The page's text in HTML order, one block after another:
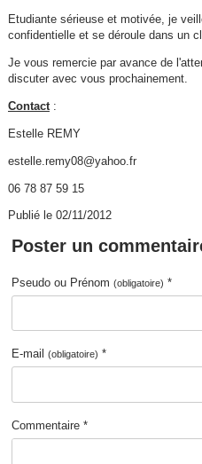
Etudiante sérieuse et motivée, je
confidentielle et se déroule dans un
Je vous remercie par avance de
discuter avec vous prochainement.
Contact:
Estelle REMY
estelle.remy08@yahoo.fr
06 78 87 59 15
Publié le 02/11/2012
Poster un
Pseudo ou Prénom(obligatoire) *
E-mail(obligatoire) *
Commentaire *